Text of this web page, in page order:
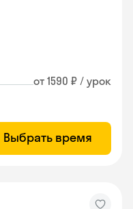
от 1590 ₽ / урок
Выбрать время